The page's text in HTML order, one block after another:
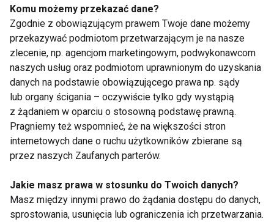
diety w Polsce
Jakie suplementy
diety wspierają
regenerację po
intensywnym
treningu?
Czarny rynek fitnessu:
Jak rozpoznać
fałszywe suplementy i
unikać oszustw?
Komu możemy przekazać dane?
Zgodnie z obowiązującym prawem Twoje dane możemy
przekazywać podmiotom przetwarzającym je na nasze
zlecenie, np. agencjom marketingowym, podwykonawcom
naszych usług oraz podmiotom uprawnionym do uzyskania
danych na podstawie obowiązującego prawa np. sądy
lub organy ścigania – oczywiście tylko gdy wystąpią
z żądaniem w oparciu o stosowną podstawę prawną.
Pragniemy też wspomnieć, że na większości stron
internetowych dane o ruchu użytkowników zbierane są
przez naszych Zaufanych parterów.
Jakie masz prawa w stosunku do Twoich danych?
Masz między innymi prawo do żądania dostępu do danych,
sprostowania, usunięcia lub ograniczenia ich przetwarzania.